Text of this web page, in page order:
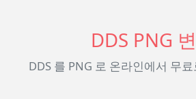
DDS PNG
DDS 를 PNG 로 온라인에서 무